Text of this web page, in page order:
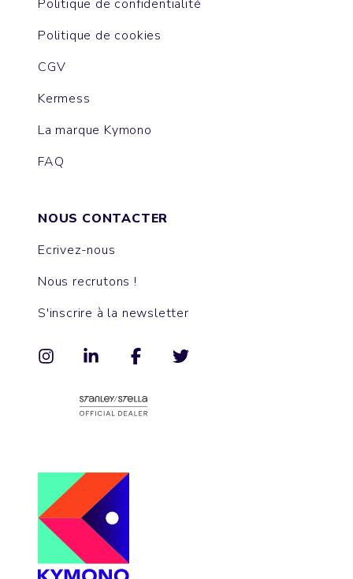
Politique de confidentialité
Politique de cookies
CGV
Kermess
La marque Kymono
FAQ
NOUS CONTACTER
Ecrivez-nous
Nous recrutons !
S'inscrire à la newsletter